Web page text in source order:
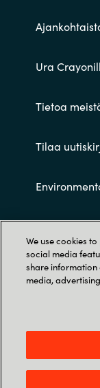
Ura
Tietoa
Tilaa
Customer
Crayon Oy,
We use cookies
social media
share information
media,